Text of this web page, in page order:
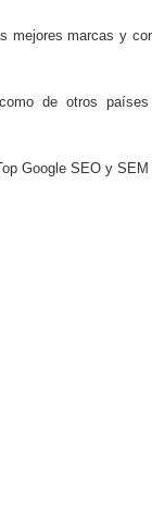
mejores marcas y
de otros
Google SEO y SEM